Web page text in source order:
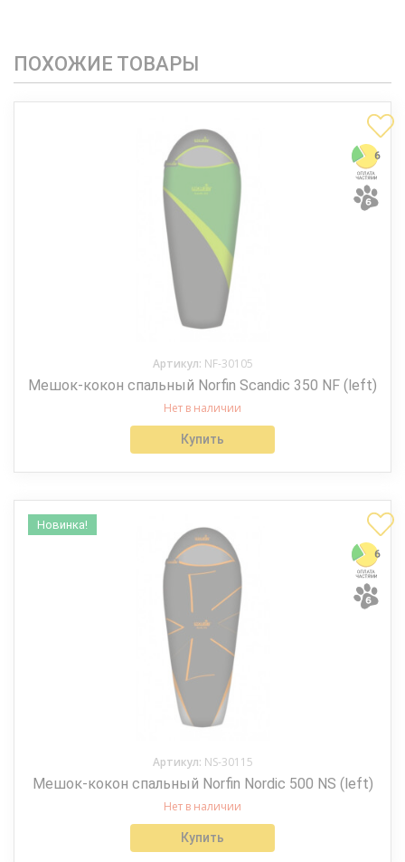
ПОХОЖИЕ ТОВАРЫ
Артикул: NF-30105
Мешок-кокон спальный Norfin Scandic 350 NF (left)
Нет в наличии
Купить
Новинка!
Артикул: NS-30115
Мешок-кокон спальный Norfin Nordic 500 NS (left)
Нет в наличии
Купить